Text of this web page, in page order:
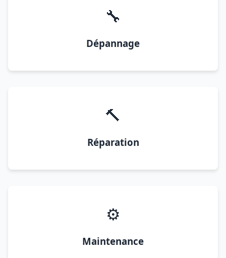
🔧
Dépannage
🔨
Réparation
⚙️
Maintenance